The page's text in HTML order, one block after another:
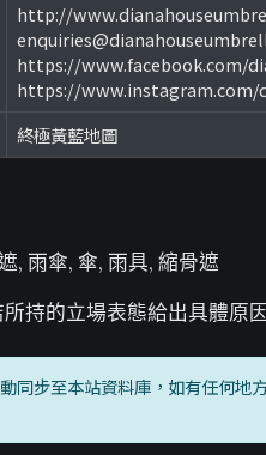
http://
https://www.facebook.com/
https://www.instagram.com/
終極黃藍地圖
, 雨傘, 傘, 雨具, 縮骨遮
持的立場表態給出具體原
同步至本站資料庫，如有任何地